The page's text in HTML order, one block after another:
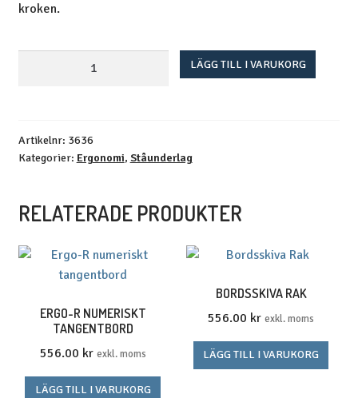
kroken.
LÄGG TILL I VARUKORG
Artikelnr: 3636
Kategorier: Ergonomi, Ståunderlag
RELATERADE PRODUKTER
ERGO-R NUMERISKT
TANGENTBORD
556.00 kr exkl. moms
LÄGG TILL I VARUKORG
BORDSSKIVA RAK
556.00 kr exkl. moms
LÄGG TILL I VARUKORG